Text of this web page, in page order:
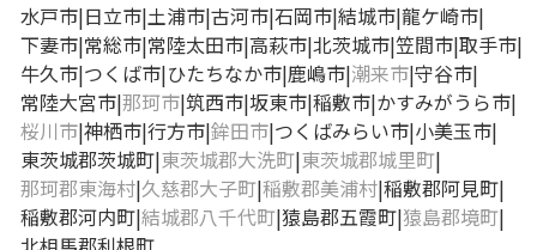
水戸市 日立市 土浦市 古河市 石岡市 結城市 龍ケ崎市
下妻市 常総市 常陸太田市 高萩市 北茨城市 笠間市 取手市
牛久市 つくば市 ひたちなか市 鹿嶋市 潮来市 守谷市
常陸大宮市 那珂市 筑西市 坂東市 稲敷市 かすみがうら市
桜川市 神栖市 行方市 鉾田市 つくばみらい市 小美玉市
東茨城郡茨城町 東茨城郡大洗町 東茨城郡城里町
那珂郡東海村 久慈郡大子町 稲敷郡美浦村 稲敷郡阿見町
稲敷郡河内町 結城郡八千代町 猿島郡五霞町 猿島郡境町